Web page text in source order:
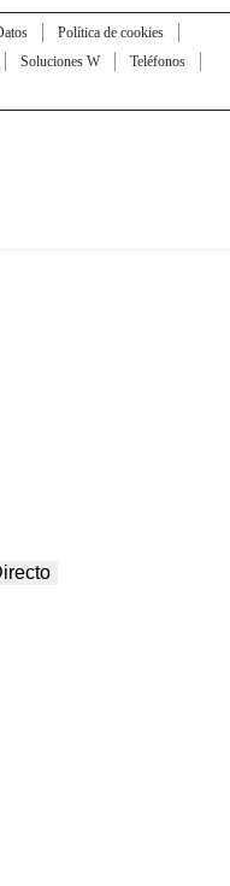
Política de cookies
Soluciones W
Teléfonos